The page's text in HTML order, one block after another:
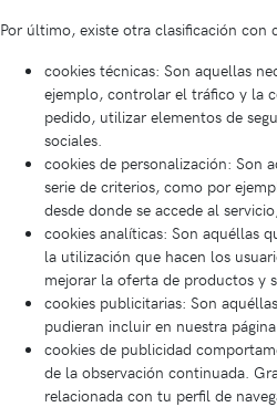
Por último, existe otra clasificación con
cookies técnicas: Son aquellas
ejemplo, controlar el tráfico y la
pedido, utilizar elementos de
sociales.
cookies de personalización: Son
serie de criterios, como por
desde donde se accede al
cookies analíticas: Son aquéllas
la utilización que hacen los
mejorar la oferta de productos y
cookies publicitarias: Son
pudieran incluir en nuestra
cookies de publicidad
de la observación continuada.
relacionada con tu perfil de